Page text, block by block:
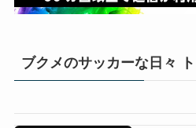
ブクメのサッカーな日々